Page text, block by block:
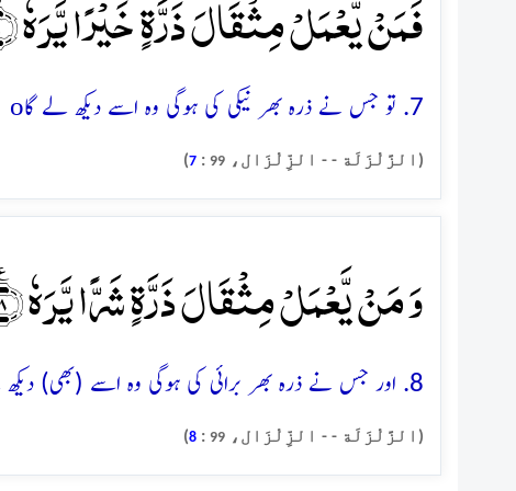
فَمَنۡ یَّعۡمَلۡ مِثۡقَالَ ذَرَّۃٍ خَیۡرًا یَّرَہٗ ؕ﴿۷﴾
7. تو جس نے ذرہ بھر نیکی کی ہوگی وہ اسے دیکھ لے گا o
(الزَّلْزَلَة - - الزِّلْزَال، 99
:
7
)
وَ مَنۡ یَّعۡمَلۡ مِثۡقَالَ ذَرَّۃٍ شَرًّا یَّرَہٗ ٪﴿۸﴾
8. اور جس نے ذرہ بھر برائی کی ہوگی وہ اسے (بھی) دیکھ لے گا
(الزَّلْزَلَة - - الزِّلْزَال، 99
:
8
)